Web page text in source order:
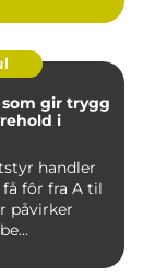
gir trygg
i
handler
fôr fra A til
påvirker